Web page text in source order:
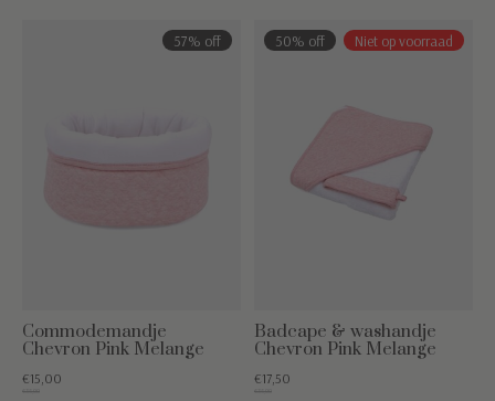
57% off
Commodemandje
Chevron Pink Melange
€15,00
€35,00
50% off Niet op voorraad
Badcape & washandje
Chevron Pink Melange
€17,50
€35,00